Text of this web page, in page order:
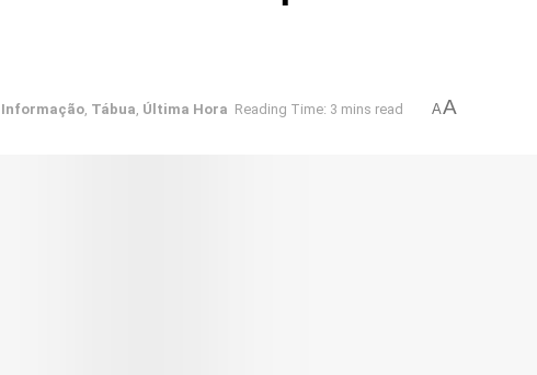
Informação, Tábua, Última Hora Reading Time: 3 mins read AA